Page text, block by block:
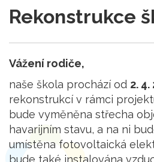
Rekonstrukce
Vážení rodiče,
naše škola prochází od 2. 4.
rekonstrukcí v rámci
bude vyměněna střecha
havarijním stavu, a na ni
umístěna fotovoltaická
bude také instalována